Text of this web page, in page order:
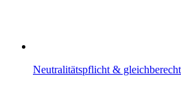
Neutralitätspflicht &